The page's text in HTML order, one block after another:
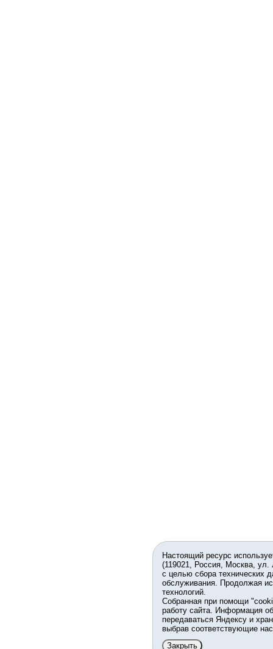
Настоящий ресурс
(119021, Россия, Москва,
с целью сбора технических
обслуживания. Продолжая
технологий.
Собранная при помощи
работу сайта. Информация
передаваться Яндексу и
выбрав соответствующие
Закрыть